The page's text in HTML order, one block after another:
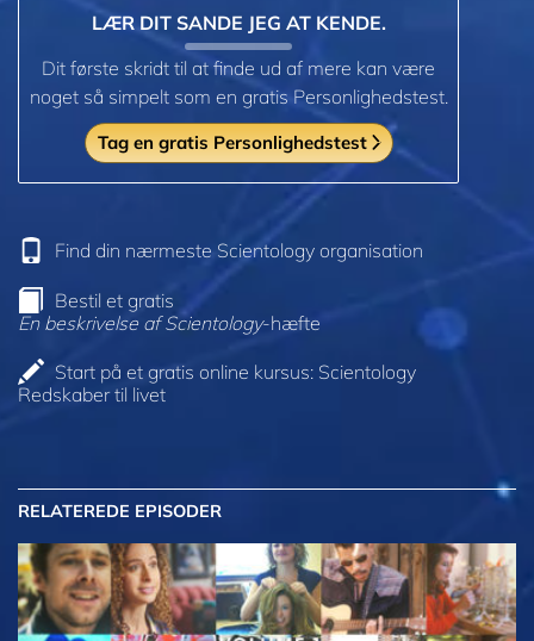
LÆR DIT SANDE JEG AT KENDE.
Dit første skridt til at finde ud af mere kan være
noget så simpelt som en gratis Personlighedstest.
Tag en gratis Personlighedstest
Find din nærmeste Scientology organisation
Bestil et gratis
En beskrivelse af Scientology-hæfte
Start på et gratis online kursus: Scientology
Redskaber til livet
RELATEREDE EPISODER